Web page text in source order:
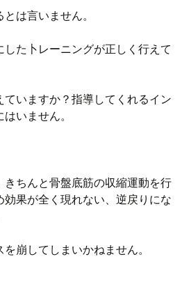
は言いません。
した卜レーニングが正しく行えて
ていますか？指導してくれるイン
いません。
きちんと骨盤底筋の収縮運動を行
効果が全く現れない、逆戻りにな
崩してしまいかねません。